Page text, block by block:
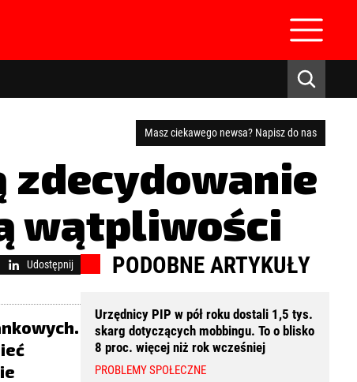
zaloguj się
Masz ciekawego newsa? Napisz do nas
zdecydowanie
wątpliwości
Udostępnij PODOBNE ARTYKUŁY
Urzędnicy PIP w pół roku dostali 1,5 tys.
skarg dotyczących mobbingu. To o blisko
8 proc. więcej niż rok wcześniej
PROBLEMY SPOŁECZNE